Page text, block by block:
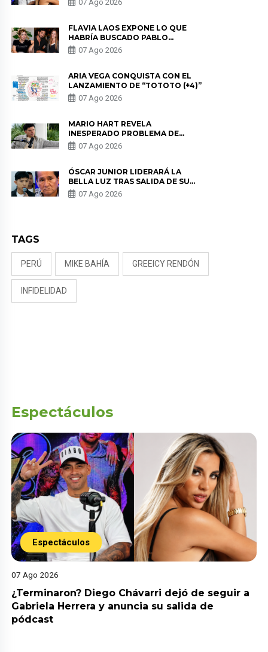
DE PÓDCAST
07 Ago 2026
FLAVIA LAOS EXPONE LO QUE
HABRÍA BUSCADO PABLO
HEREDIA CON ALE FULLER: “UNA
DE LAS PARTES QUERÍA EL
07 Ago 2026
ARIA VEGA CONQUISTA CON EL
LANZAMIENTO DE “TOTOTO (+4)”
07 Ago 2026
MARIO HART REVELA
INESPERADO PROBLEMA DE
SALUD ANTES DE SEPARARSE DE
KORINA: “ME ENCONTRARON UN
07 Ago 2026
ÓSCAR JUNIOR LIDERARÁ LA
BELLA LUZ TRAS SALIDA DE SU
PADRE POR POLÉMICA CON
NALDY SALDAÑA
07 Ago 2026
TAGS
PERÚ MIKE BAHÍA GREEICY RENDÓN
INFIDELIDAD
Espectáculos
Espectáculos
07 Ago 2026
¿Terminaron? Diego Chávarri dejó de seguir a
Gabriela Herrera y anuncia su salida de
pódcast